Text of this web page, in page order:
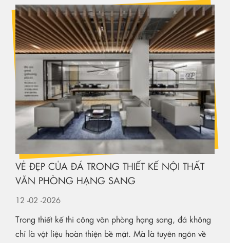
VẺ ĐẸP CỦA ĐÁ TRONG THIẾT KẾ NỘI THẤT
VĂN PHÒNG HẠNG SANG
12 -02 -2026
Trong thiết kế thi công văn phòng hạng sang, đá không
chỉ là vật liệu hoàn thiện bề mặt. Mà là tuyên ngôn về